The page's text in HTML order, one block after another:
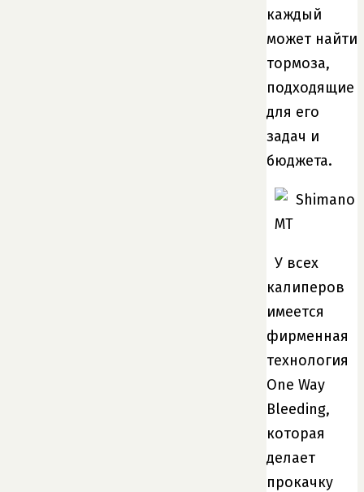
каждый
может найти
тормоза,
подходящие
для его
задач и
бюджета.
У всех
калиперов
имеется
фирменная
технология
One Way
Bleeding,
которая
делает
прокачку